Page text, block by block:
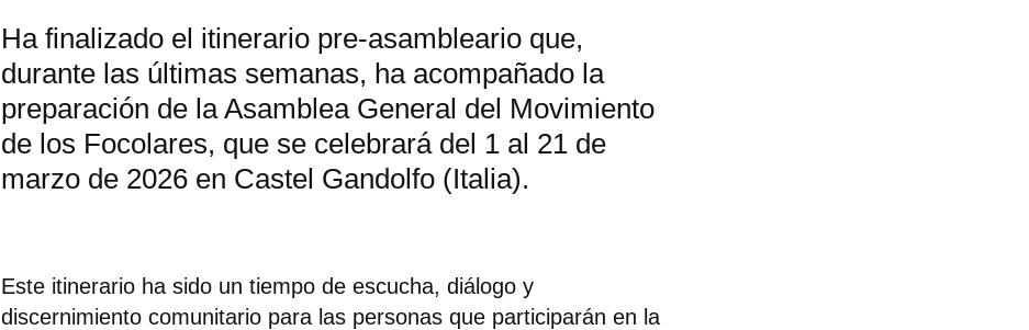
Ha finalizado el itinerario pre-asambleario que,
durante las últimas semanas, ha acompañado la
preparación de la Asamblea General del Movimiento
de los Focolares, que se celebrará del 1 al 21 de
marzo de 2026 en Castel Gandolfo (Italia).
Este itinerario ha sido un tiempo de escucha, diálogo y
discernimiento comunitario para las personas que participarán en la